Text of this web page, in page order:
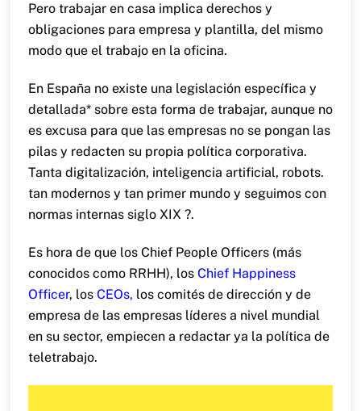
Pero trabajar en casa implica derechos y
obligaciones para empresa y plantilla, del mismo
modo que el trabajo en la oficina.
En España no existe una legislación específica y
detallada* sobre esta forma de trabajar, aunque no
es excusa para que las empresas no se pongan las
pilas y redacten su propia política corporativa.
Tanta digitalización, inteligencia artificial, robots.
tan modernos y tan primer mundo y seguimos con
normas internas siglo XIX ?.
Es hora de que los Chief People Officers (más
conocidos como RRHH), los Chief Happiness
Officer, los CEOs, los comités de dirección y de
empresa de las empresas líderes a nivel mundial
en su sector, empiecen a redactar ya la política de
teletrabajo.